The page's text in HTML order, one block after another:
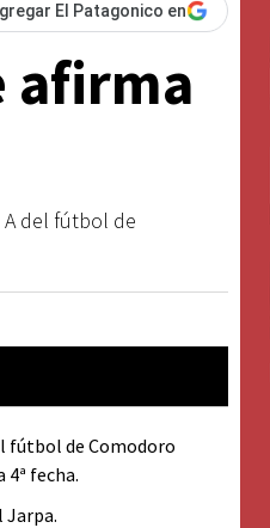
El Patagonico en
afirma
del fútbol de
fútbol de Comodoro
fecha.
Jarpa.